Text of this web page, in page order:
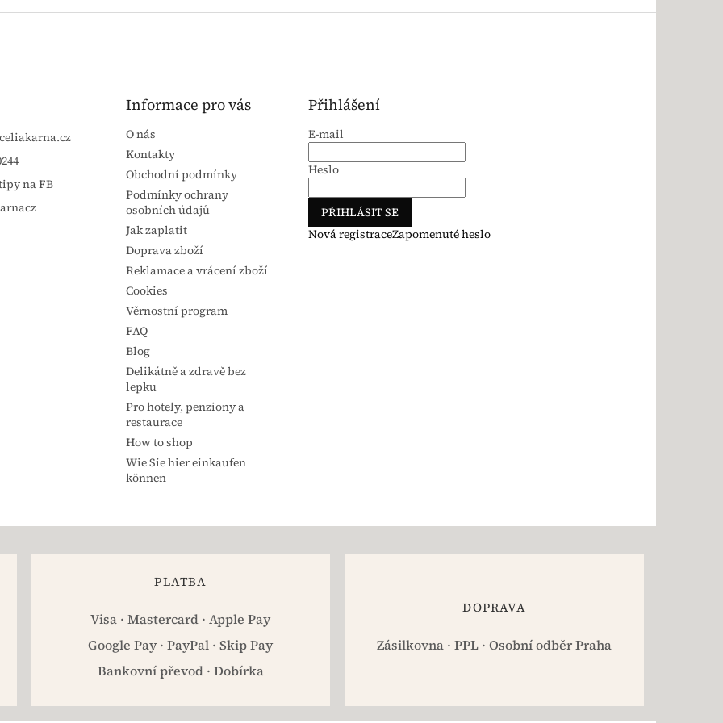
celiakarna.cz
na FB
Informace pro vás
O nás
Kontakty
Obchodní podmínky
Podmínky ochrany
osobních údajů
Jak zaplatit
Doprava zboží
Reklamace a vrácení zboží
Cookies
Věrnostní program
FAQ
Blog
Delikátně a zdravě bez
lepku
Pro hotely, penziony a
restaurace
How to shop
Wie Sie hier einkaufen
können
Přihlášení
E-mail
Heslo
PŘIHLÁSIT SE
Nová registraceZapomenuté heslo
PLATBA
Visa · Mastercard · Apple Pay
Google Pay · PayPal · Skip Pay
Bankovní převod · Dobírka
DOPRAVA
Zásilkovna · PPL · Osobní odběr Praha